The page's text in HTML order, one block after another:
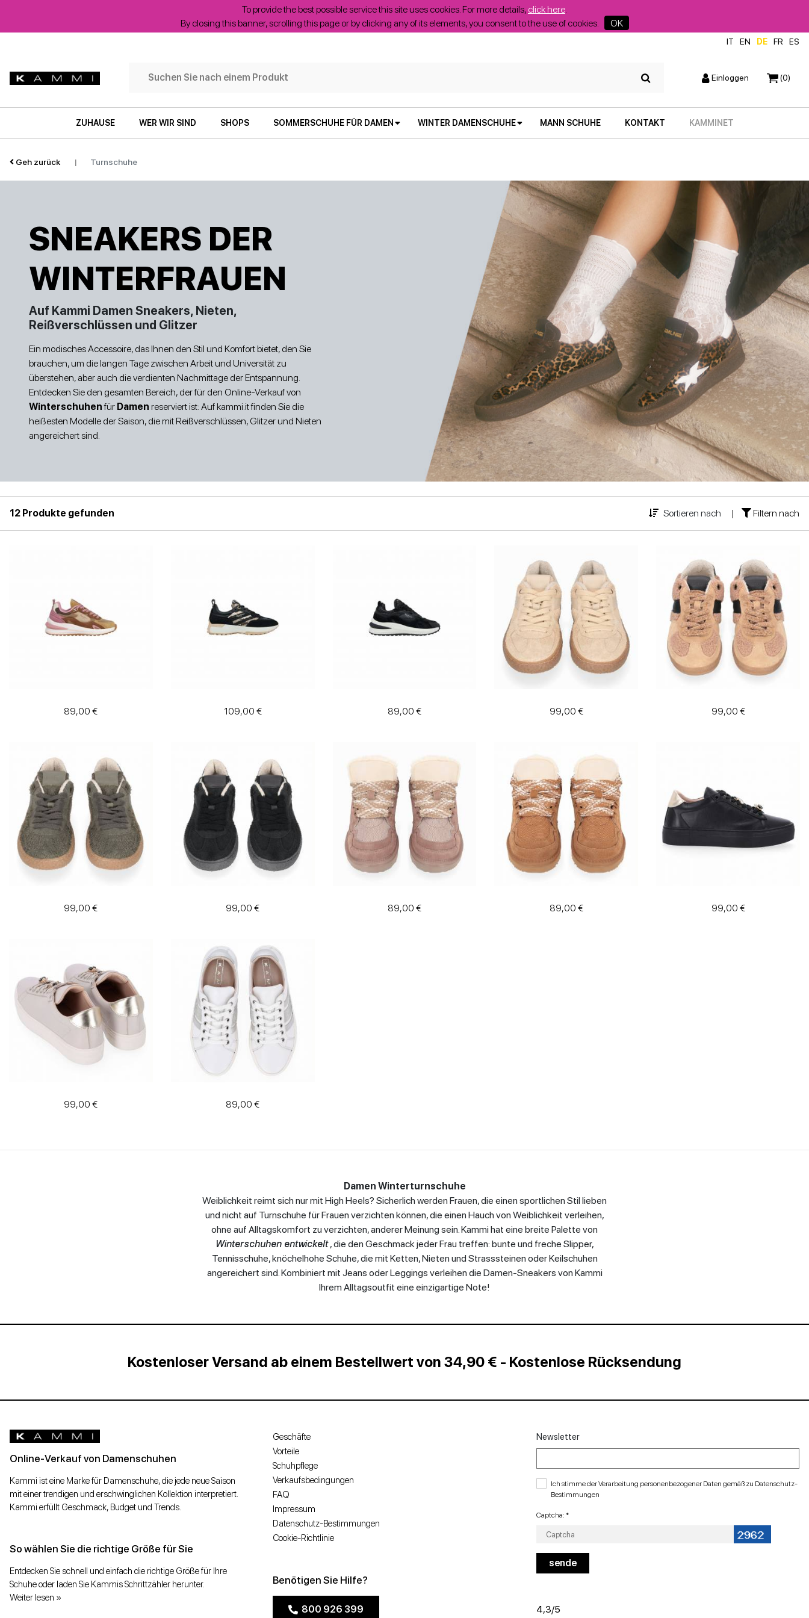
To provide the best possible service this site uses cookies. For more details, click here.
By closing this banner, scrolling this page or by clicking any of its elements, you consent to the use of cookies.
OK
IT EN DE FR ES
Einloggen (0)
ZUHAUSE WER WIR SIND SHOPS SOMMERSCHUHE FÜR DAMEN
TURNSCHUHE NIEDRIGE SANDALEN STIEFEL UND STIEFELETTEN WEDGES
SANDALETTEN STÖCKELSCHUHE NIEDRIGE SCHUHE
WINTER DAMENSCHUHE
TURNSCHUHE STIEFEL UND STIEFELETTEN WEDGES STÖCKELSCHUHE
NIEDRIGE SCHUHE
MANN SCHUHE KONTAKT KAMMINET
Geh zurück | Turnschuhe
SNEAKERS DER
WINTERFRAUEN
Auf Kammi Damen Sneakers, Nieten,
Reißverschlüssen und Glitzer
Ein modisches Accessoire, das Ihnen den Stil und Komfort bietet, den Sie
brauchen, um die langen Tage zwischen Arbeit und Universität zu
überstehen, aber auch die verdienten Nachmittage der Entspannung.
Entdecken Sie den gesamten Bereich, der für den Online-Verkauf von
Winterschuhenfür Damen reserviert ist: Auf kammi.it finden Sie die
heißesten Modelle der Saison, die mit Reißverschlüssen, Glitzer und Nieten
angereichert sind.
12 Produkte gefunden Sortieren nach | Filtern nach
89,00 € 109,00 € 89,00 € 99,00 € 99,00 €
99,00 € 99,00 € 89,00 € 89,00 € 99,00 €
99,00 € 89,00 €
Damen Winterturnschuhe
Weiblichkeit reimt sich nur mit High Heels? Sicherlich werden Frauen, die einen sportlichen Stil lieben
und nicht auf Turnschuhe für Frauen verzichten können, die einen Hauch von Weiblichkeit verleihen,
ohne auf Alltagskomfort zu verzichten, anderer Meinung sein. Kammi hat eine breite Palette von
Winterschuhen entwickelt, die den Geschmack jeder Frau treffen: bunte und freche Slipper,
Tennisschuhe, knöchelhohe Schuhe, die mit Ketten, Nieten und Strasssteinen oder Keilschuhen
angereichert sind. Kombiniert mit Jeans oder Leggings verleihen die Damen-Sneakers von Kammi
Ihrem Alltagsoutfit eine einzigartige Note!
nach:
Farbe
Preis
Mehr
und
Stiefeletten
Biker
Kostenloser Versand ab einem Bestellwert von 34,90 € - Kostenlose Rücksendung
Online-Verkauf von Damenschuhen
Kammi ist eine Marke für Damenschuhe, die jede neue Saison
mit einer trendigen und erschwinglichen Kollektion interpretiert.
Kammi erfüllt Geschmack, Budget und Trends.
So wählen Sie die richtige Größe für Sie
Entdecken Sie schnell und einfach die richtige Größe für Ihre
Schuhe oder laden Sie Kammis Schrittzähler herunter.
Weiter lesen »
Geschäfte
Vorteile
Schuhpflege
Verkaufsbedingungen
FAQ
Impressum
Datenschutz-Bestimmungen
Cookie-Richtlinie
Benötigen Sie Hilfe?
800 926 399
Newsletter
Ich stimme der Verarbeitung personenbezogener Daten gemäß zu Datenschutz-
Bestimmungen
Captcha: *
4,3/5